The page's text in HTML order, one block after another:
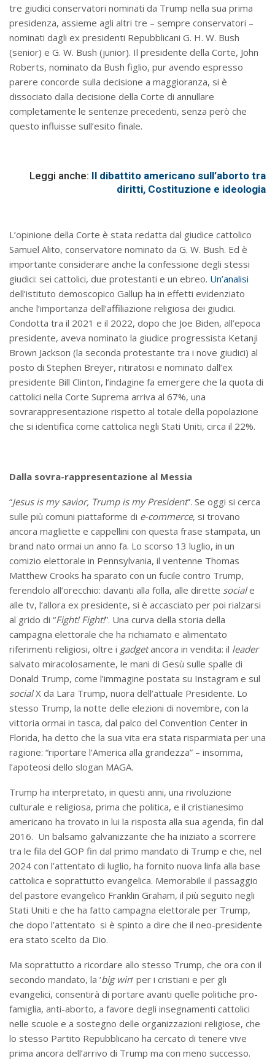
tre giudici conservatori nominati da Trump nella sua prima
presidenza, assieme agli altri tre – sempre conservatori –
nominati dagli ex presidenti Repubblicani G. H. W. Bush
(senior) e G. W. Bush (junior). Il presidente della Corte, John
Roberts, nominato da Bush figlio, pur avendo espresso
parere concorde sulla decisione a maggioranza, si è
dissociato dalla decisione della Corte di annullare
completamente le sentenze precedenti, senza però che
questo influisse sull’esito finale.
Leggi anche: Il dibattito americano sull’aborto tra
diritti, Costituzione e ideologia
L’opinione della Corte è stata redatta dal giudice cattolico
Samuel Alito, conservatore nominato da G. W. Bush. Ed è
importante considerare anche la confessione degli stessi
giudici: sei cattolici, due protestanti e un ebreo. Un’analisi
dell’istituto demoscopico Gallup ha in effetti evidenziato
anche l’importanza dell’affiliazione religiosa dei giudici.
Condotta tra il 2021 e il 2022, dopo che Joe Biden, all’epoca
presidente, aveva nominato la giudice progressista Ketanji
Brown Jackson (la seconda protestante tra i nove giudici) al
posto di Stephen Breyer, ritiratosi e nominato dall’ex
presidente Bill Clinton, l’indagine fa emergere che la quota di
cattolici nella Corte Suprema arriva al 67%, una
sovrarappresentazione rispetto al totale della popolazione
che si identifica come cattolica negli Stati Uniti, circa il 22%.
Dalla sovra-rappresentazione al Messia
“Jesus is my savior, Trump is my President”. Se oggi si cerca
sulle più comuni piattaforme di e-commerce, si trovano
ancora magliette e cappellini con questa frase stampata, un
brand nato ormai un anno fa. Lo scorso 13 luglio, in un
comizio elettorale in Pennsylvania, il ventenne Thomas
Matthew Crooks ha sparato con un fucile contro Trump,
ferendolo all’orecchio: davanti alla folla, alle dirette sociale
alle tv, l’allora ex presidente, si è accasciato per poi rialzarsi
al grido di “Fight! Fight!”. Una curva della storia della
campagna elettorale che ha richiamato e alimentato
riferimenti religiosi, oltre i gadgetancora in vendita: il leader
salvato miracolosamente, le mani di Gesù sulle spalle di
Donald Trump, come l’immagine postata su Instagram e sul
socialX da Lara Trump, nuora dell’attuale Presidente. Lo
stesso Trump, la notte delle elezioni di novembre, con la
vittoria ormai in tasca, dal palco del Convention Center in
Florida, ha detto che la sua vita era stata risparmiata per una
ragione: “riportare l’America alla grandezza” – insomma,
l’apoteosi dello slogan MAGA.
Trump ha interpretato, in questi anni, una rivoluzione
culturale e religiosa, prima che politica, e il cristianesimo
americano ha trovato in lui la risposta alla sua agenda, fin dal
2016. Un balsamo galvanizzante che ha iniziato a scorrere
tra le fila del GOP fin dal primo mandato di Trump e che, nel
2024 con l’attentato di luglio, ha fornito nuova linfa alla base
cattolica e soprattutto evangelica. Memorabile il passaggio
del pastore evangelico Franklin Graham, il più seguito negli
Stati Uniti e che ha fatto campagna elettorale per Trump,
che dopo l’attentato si è spinto a dire che il neo-presidente
era stato scelto da Dio.
Ma soprattutto a ricordare allo stesso Trump, che ora con il
secondo mandato, la ‘big win’ per i cristiani e per gli
evangelici, consentirà di portare avanti quelle politiche pro-
famiglia, anti-aborto, a favore degli insegnamenti cattolici
nelle scuole e a sostegno delle organizzazioni religiose, che
lo stesso Partito Repubblicano ha cercato di tenere vive
prima ancora dell’arrivo di Trump ma con meno successo.